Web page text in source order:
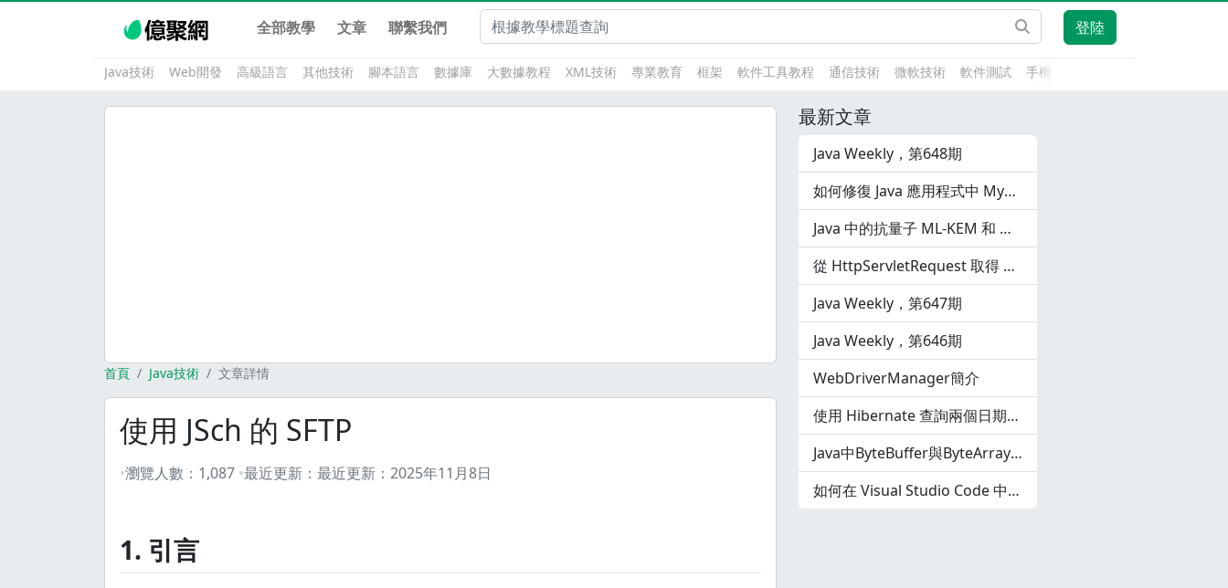
全部教學 文章 聯繫我們 登陸
Java技術 Web開發 高級語言 其他技術 腳本語言 數據庫 大數據教程 XML技術 專業教育 框架 軟件工具教程 通信技術 微軟技術 軟件測試 手機開發
首頁 Java技術 文章詳情
使用 JSch 的 SFTP
瀏覽人數： 1,087 最近更新： 最近更新： 2025年11月8日
1. 引言
最新文章
Java Weekly，第648期
如何修復 Java 應用程式中 MySQL 的通訊鏈路故障錯誤
Java 中的抗量子 ML-KEM 和 ML-DSA
從 HttpServletRequest 取得 HTTP 基本驗證
Java Weekly，第647期
Java Weekly，第646期
WebDriverManager簡介
使用 Hibernate 查詢兩個日期之間的記錄
Java中ByteBuffer與ByteArray之間的轉換
如何在 Visual Studio Code 中建立快捷程式碼片段？